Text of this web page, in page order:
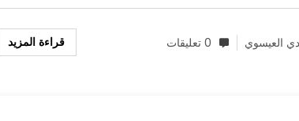
العيسوي 0 تعليقات قراءة المزيد